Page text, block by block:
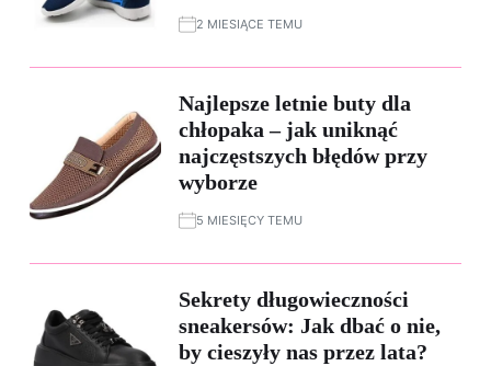
2 MIESIĄCE TEMU
Najlepsze letnie buty dla
chłopaka – jak uniknąć
najczęstszych błędów przy
wyborze
5 MIESIĘCY TEMU
Sekrety długowieczności
sneakersów: Jak dbać o nie,
by cieszyły nas przez lata?